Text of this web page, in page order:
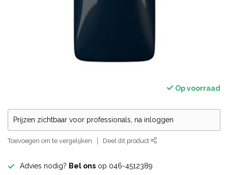
Op voorraad
Prijzen zichtbaar voor professionals, na inloggen
Toevoegen om te vergelijken Deel dit product
Advies nodig? Bel ons op 046-4512389